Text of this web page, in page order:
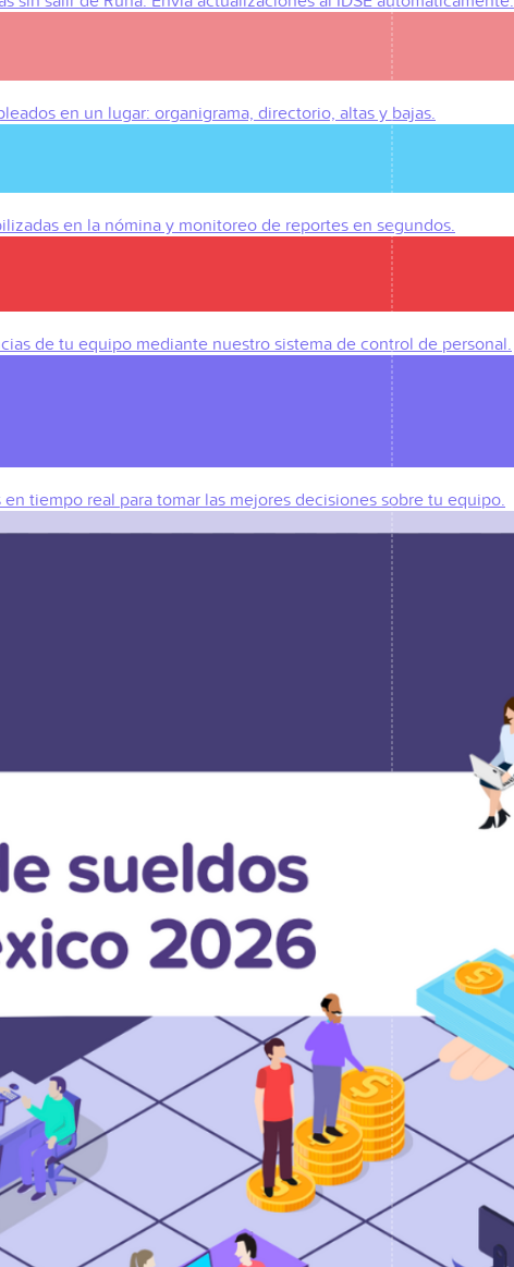
en un lugar: organigrama, directorio, altas y bajas.
en la nómina y monitoreo de reportes en segundos.
de tu equipo mediante nuestro sistema de control de personal.
tiempo real para tomar las mejores decisiones sobre tu equipo.